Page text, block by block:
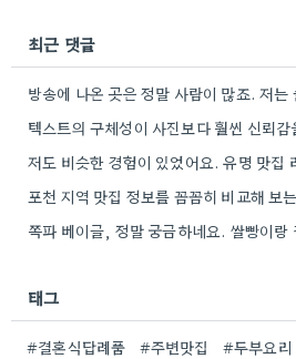
최근 댓글
태그
#결혼식답례품 #주변맛집 #두부요리